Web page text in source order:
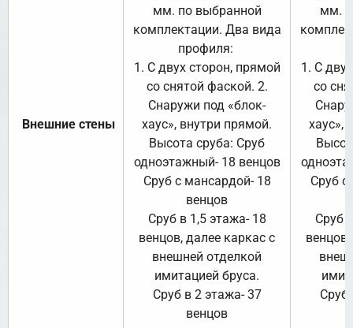
Внешние стены
мм. по выбранной
комплектации. Два вида
профиля:
1. С двух сторон, прямой
со снятой фаской. 2.
Снаружи под «блок-
хаус», внутри прямой.
Высота сруба: Сруб
одноэтажный- 18 венцов
Сруб с мансардой- 18
венцов
Сруб в 1,5 этажа- 18
венцов, далее каркас с
внешней отделкой
имитацией бруса.
Сруб в 2 этажа- 37
венцов
мм.
1. С
со
хаус»,
Сруб с
Сруб
Сруб